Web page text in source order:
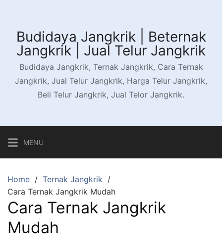
contentBudidaya Jangkrik | Beternak
Jangkrik | Jual Telur Jangkrik
Budidaya Jangkrik, Ternak Jangkrik, Cara Ternak
Jangkrik, Jual Telur Jangkrik, Harga Telur Jangkrik,
Beli Telur Jangkrik, Jual Telor Jangkrik.
MENU
Home
Ternak Jangkrik
Cara Ternak Jangkrik Mudah
Cara Ternak Jangkrik
Mudah